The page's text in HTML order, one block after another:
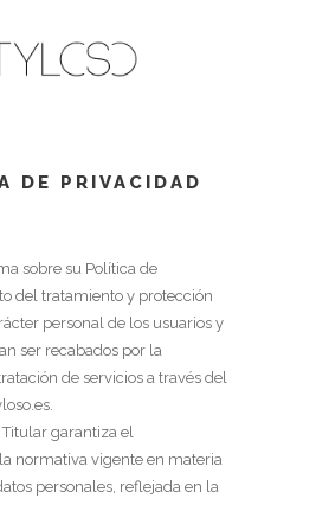
DE PRIVACIDAD
sobre su Política de
del tratamiento y protección
personal de los usuarios y
ser recabados por la
de servicios a través del
.
Titular garantiza el
normativa vigente en materia
personales, reflejada en la